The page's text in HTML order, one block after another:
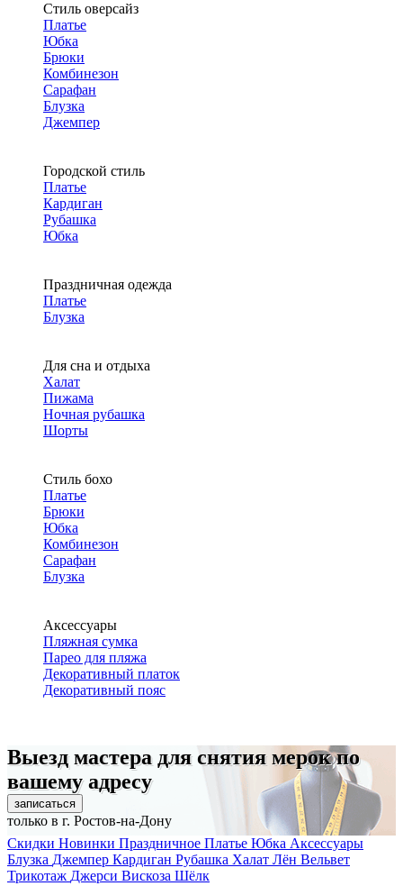
Стиль оверсайз
Платье
Юбка
Брюки
Комбинезон
Сарафан
Блузка
Джемпер
Городской стиль
Платье
Кардиган
Рубашка
Юбка
Праздничная одежда
Платье
Блузка
Для сна и отдыха
Халат
Пижама
Ночная рубашка
Шорты
Стиль бохо
Платье
Брюки
Юбка
Комбинезон
Сарафан
Блузка
Аксессуары
Пляжная сумка
Парео для пляжа
Декоративный платок
Декоративный пояс
Выезд мастера для снятия мерок по
вашему адресу
записаться
только в г. Ростов-на-Дону
Скидки Новинки Праздничное Платье Юбка Аксессуары
Блузка Джемпер Кардиган Рубашка Халат Лён Вельвет
Трикотаж Джерси Вискоза Шёлк